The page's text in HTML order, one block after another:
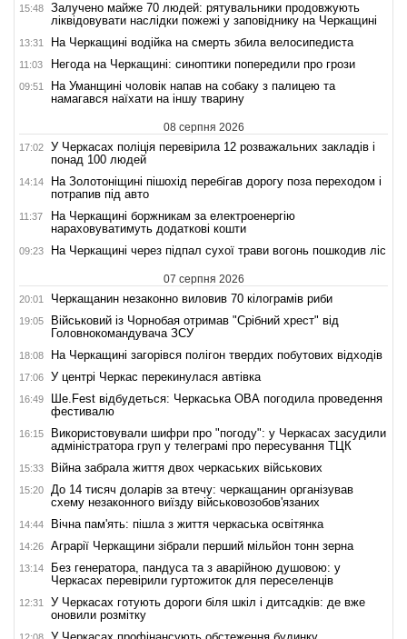
15:48
Залучено майже 70 людей: рятувальники продовжують
ліквідовувати наслідки пожежі у заповіднику на Черкащині
13:31 На Черкащині водійка на смерть збила велосипедиста
11:03 Негода на Черкащині: синоптики попередили про грози
09:51
На Уманщині чоловік напав на собаку з палицею та
намагався наїхати на іншу тварину
08 серпня 2026
17:02
У Черкасах поліція перевірила 12 розважальних закладів і
понад 100 людей
14:14
На Золотоніщині пішохід перебігав дорогу поза переходом і
потрапив під авто
11:37
На Черкащині боржникам за електроенергію
нараховуватимуть додаткові кошти
09:23 На Черкащині через підпал сухої трави вогонь пошкодив ліс
07 серпня 2026
20:01 Черкащанин незаконно виловив 70 кілограмів риби
19:05
Військовий із Чорнобая отримав "Срібний хрест" від
Головнокомандувача ЗСУ
18:08 На Черкащині загорівся полігон твердих побутових відходів
17:06 У центрі Черкас перекинулася автівка
16:49
Ше.Fest відбудеться: Черкаська ОВА погодила проведення
фестивалю
16:15
Використовували шифри про "погоду": у Черкасах засудили
адміністратора груп у телеграмі про пересування ТЦК
15:33 Війна забрала життя двох черкаських військових
15:20
До 14 тисяч доларів за втечу: черкащанин організував
схему незаконного виїзду військовозобов'язаних
14:44 Вічна пам'ять: пішла з життя черкаська освітянка
14:26 Аграрії Черкащини зібрали перший мільйон тонн зерна
13:14
Без генератора, пандуса та з аварійною душовою: у
Черкасах перевірили гуртожиток для переселенців
12:31
У Черкасах готують дороги біля шкіл і дитсадків: де вже
оновили розмітку